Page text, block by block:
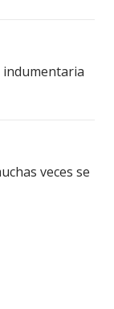
indumentaria
veces se